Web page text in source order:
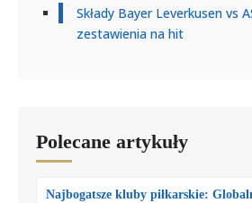
Składy Bayer Leverkusen vs
zestawienia na hit
Polecane artykuły
Najbogatsze kluby piłkarskie: